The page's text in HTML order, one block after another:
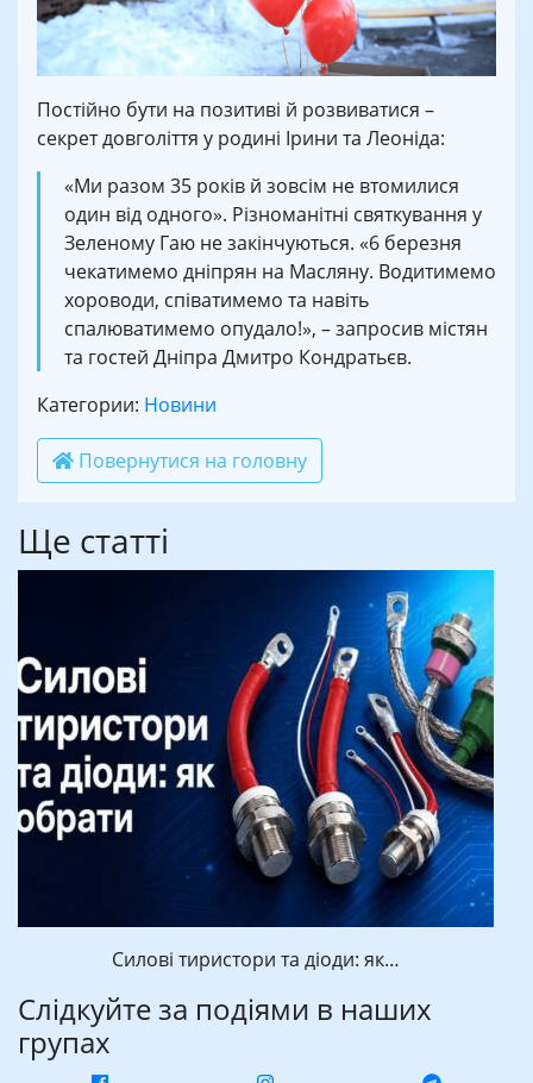
Постійно бути на позитиві й розвиватися –
секрет довголіття у родині Ірини та Леоніда:
«Ми разом 35 років й зовсім не втомилися
один від одного». Різноманітні святкування у
Зеленому Гаю не закінчуються. «6 березня
чекатимемо дніпрян на Масляну. Водитимемо
хороводи, співатимемо та навіть
спалюватимемо опудало!», – запросив містян
та гостей Дніпра Дмитро Кондратьєв.
Категории: Новини
Повернутися на головну
Ще статті
Силові тиристори та діоди: як…
Слідкуйте за подіями в наших
групах